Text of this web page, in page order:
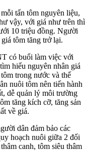
tấn tôm nguyên liệu,
vậy, với giá như trên thì
10 triệu đồng. Người
tôm tăng trở lại.
có buổi làm việc với
hiểu nguyên nhân giá
trong nước và thế
nuôi tôm nên tiến hành
dễ quản lý môi trường
tăng kích cỡ, tăng sản
về giá.
dân đảm bảo các
hoạch nuôi giữa 2 đối
canh, tôm siêu thâm